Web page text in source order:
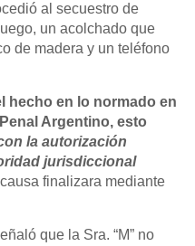
al secuestro de
un acolchado que
de madera y un teléfono
hecho en lo normado en
Argentino, esto
la autorización
jurisdiccional
finalizara mediante
que la Sra. “M” no